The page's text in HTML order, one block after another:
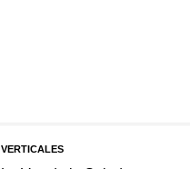
VERTICALES